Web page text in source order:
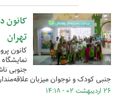
کانون
تهران
کانون
جنوبی
جنبی کودک و نوجوان میزبان
۲۶ اردیبهشت ۰۲ - ۱۴:۱۸